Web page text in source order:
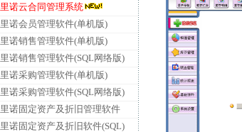
里诺云合同管理系统
里诺会员管理软件(单机版)
里诺销售管理软件(单机版)
里诺销售管理软件(SQL网络版)
里诺采购管理软件(单机版)
里诺采购管理软件(SQL网络版)
里诺固定资产及折旧管理软件
里诺固定资产及折旧软件(SQL)